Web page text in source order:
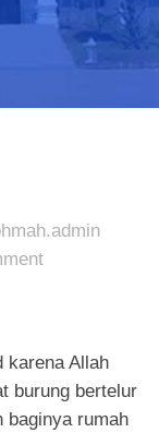
karena Allah
burung bertelur
baginya rumah